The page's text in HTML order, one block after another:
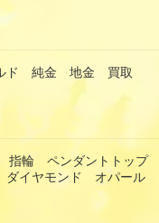
ド 純金 地金 買取
輪 ペンダントトップ
ダイヤモンド オパール